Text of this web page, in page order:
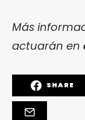
Más
actuarán en
SHARE